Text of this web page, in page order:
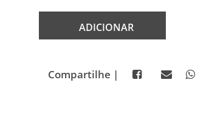
ADICIONAR
Compartilhe |